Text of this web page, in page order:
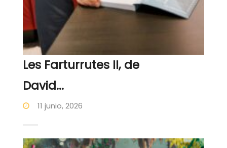
Les Farturrutes II, de
David...
11 junio, 2026